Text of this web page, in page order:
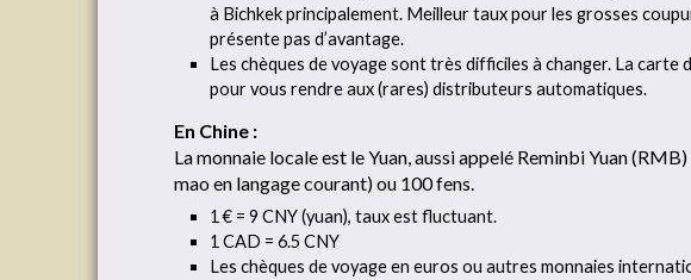
à Bichkek principalement. Meilleur taux pour les grosses
présente pas d’avantage.
Les chèques de voyage sont très difficiles à changer. La
pour vous rendre aux (rares) distributeurs automatiques.
En Chine :
La monnaie locale est le Yuan, aussi appelé Reminbi Yuan
mao en langage courant) ou 100 fens.
1 € = 9 CNY (yuan), taux est fluctuant.
1 CAD = 6.5 CNY
Les chèques de voyage en euros ou autres monnaies